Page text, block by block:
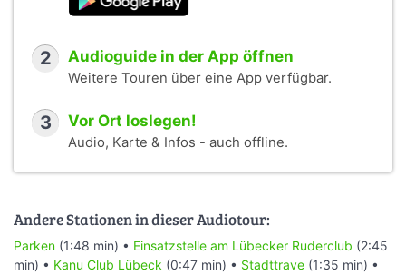
2 Audioguide in der App öffnen
Weitere Touren über eine App verfügbar.
3 Vor Ort loslegen!
Audio, Karte & Infos - auch offline.
Andere Stationen in dieser Audiotour:
Parken (1:48 min) • Einsatzstelle am Lübecker Ruderclub (2:45
min) • Kanu Club Lübeck (0:47 min) • Stadttrave (1:35 min) •